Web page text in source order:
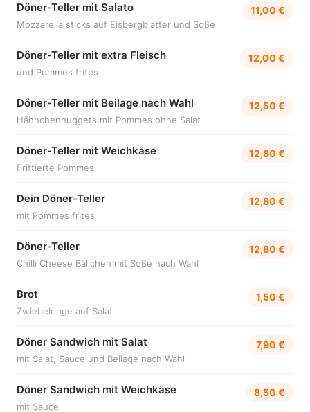
Döner-Teller mit Salato
Mozzarella sticks auf Eisbergblätter und Soße
11,00 €
Döner-Teller mit extra Fleisch
und Pommes frites
12,00 €
Döner-Teller mit Beilage nach Wahl
Hähnchennuggets mit Pommes ohne Salat
12,50 €
Döner-Teller mit Weichkäse
Frittierte Pommes
12,80 €
Dein Döner-Teller
mit Pommes frites
12,80 €
Döner-Teller
Chilli Cheese Bällchen mit Soße nach Wahl
12,80 €
Brot
Zwiebelringe auf Salat
1,50 €
Döner Sandwich mit Salat
mit Salat, Sauce und Beilage nach Wahl
7,90 €
Döner Sandwich mit Weichkäse
mit Sauce
8,50 €